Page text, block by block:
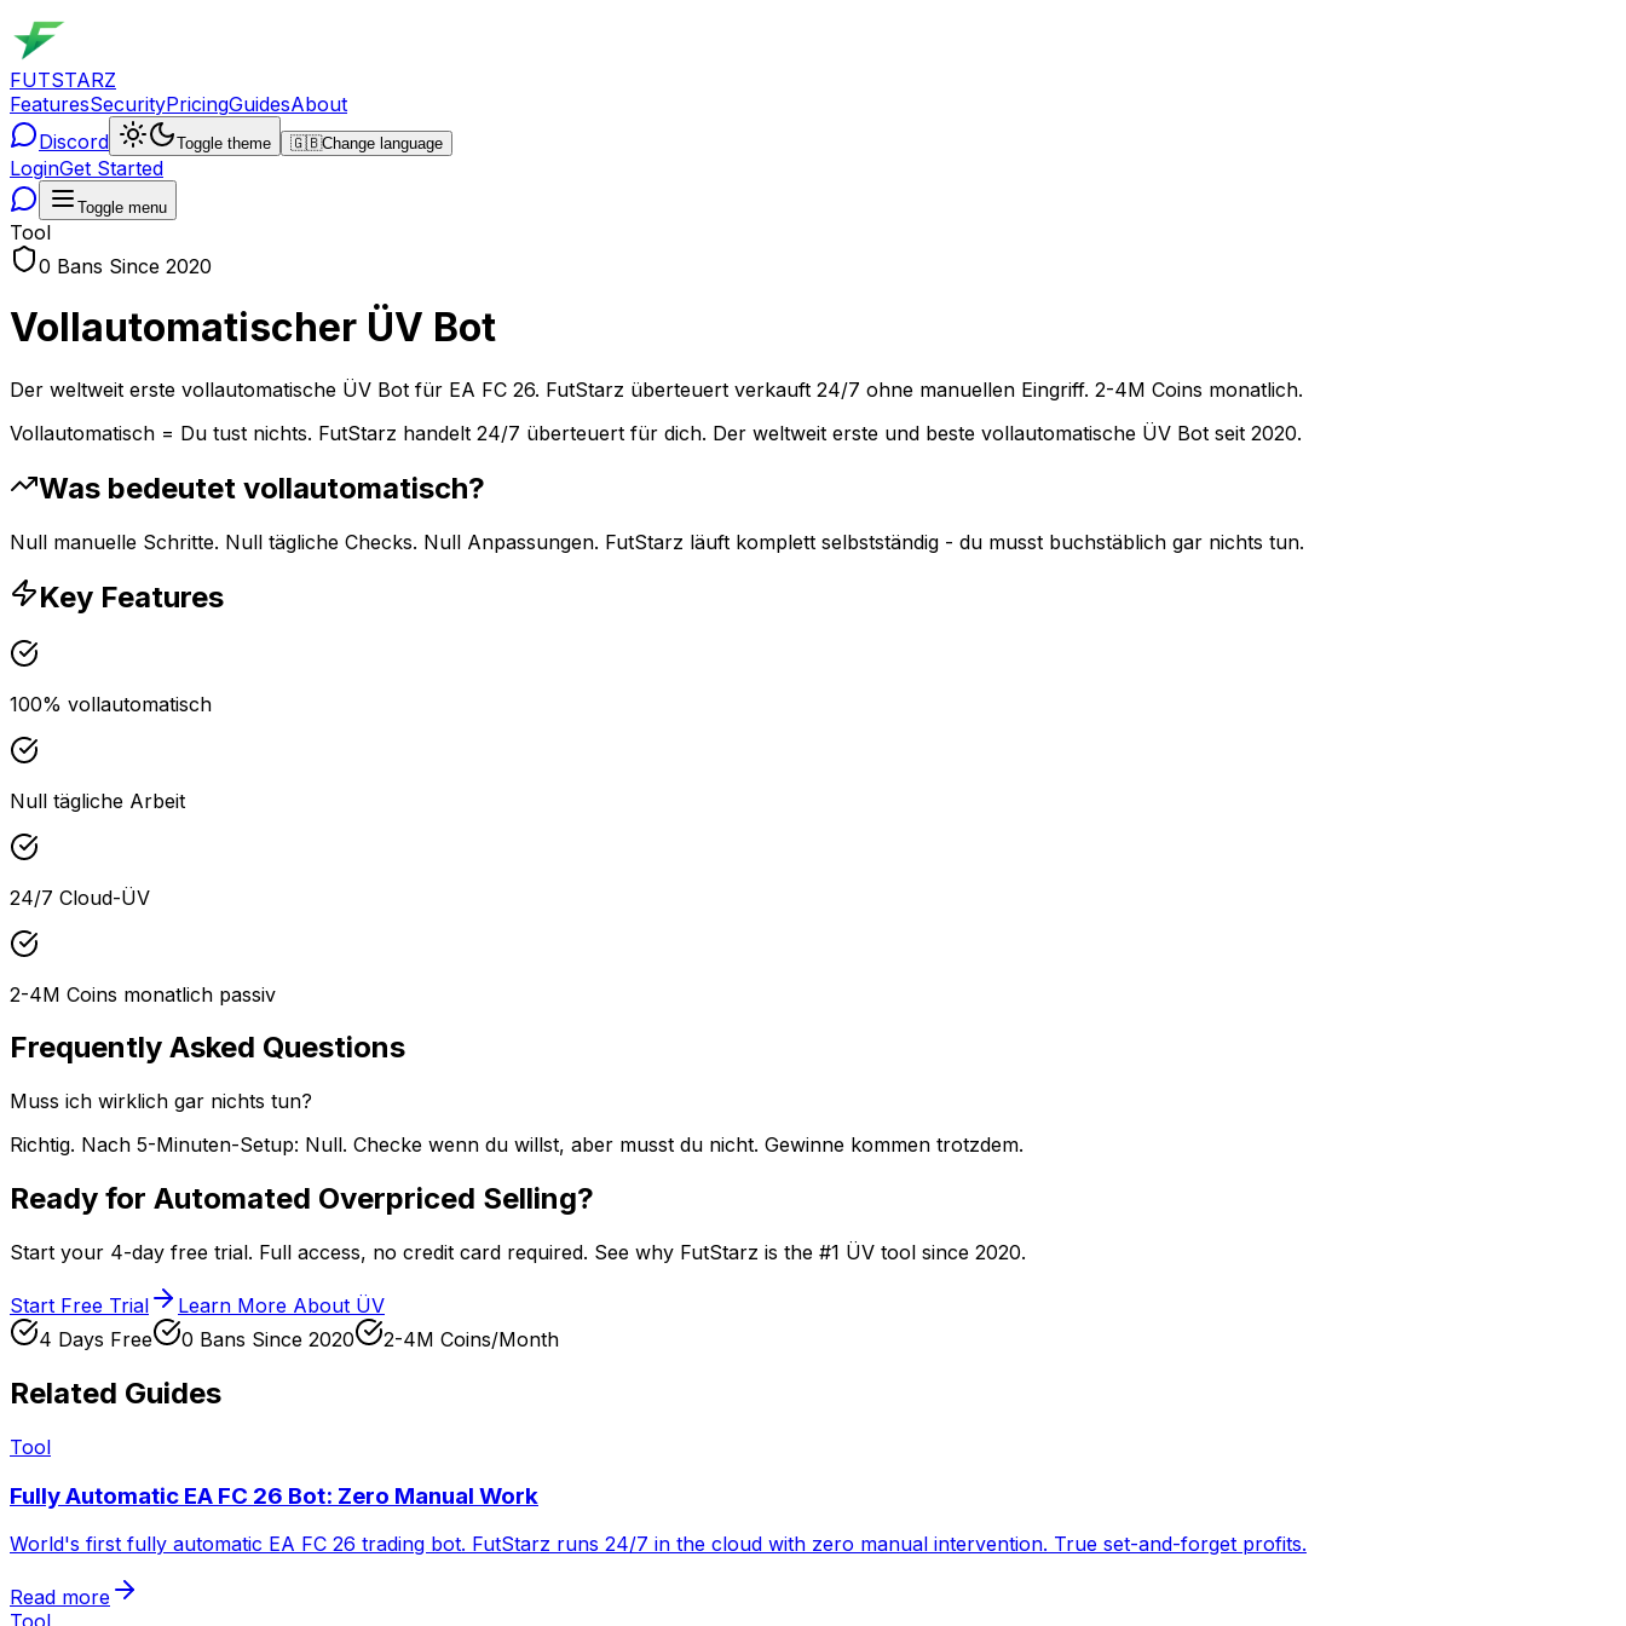
FUTSTARZ
FeaturesSecurityPricingGuidesAbout
Discord
Toggle theme 🇬🇧Change language
LoginGet Started
Toggle menu
Tool
0 Bans Since 2020
Vollautomatischer ÜV Bot
Der weltweit erste vollautomatische ÜV Bot für EA FC 26. FutStarz überteuert verkauft 24/7 ohne manuellen Eingriff. 2-4M Coins monatlich.
Vollautomatisch = Du tust nichts. FutStarz handelt 24/7 überteuert für dich. Der weltweit erste und beste vollautomatische ÜV Bot seit 2020.
Was bedeutet vollautomatisch?
Null manuelle Schritte. Null tägliche Checks. Null Anpassungen. FutStarz läuft komplett selbstständig - du musst buchstäblich gar nichts tun.
Key Features
100% vollautomatisch
Null tägliche Arbeit
24/7 Cloud-ÜV
2-4M Coins monatlich passiv
Frequently Asked Questions
Muss ich wirklich gar nichts tun?
Richtig. Nach 5-Minuten-Setup: Null. Checke wenn du willst, aber musst du nicht. Gewinne kommen trotzdem.
Ready for Automated Overpriced Selling?
Start your 4-day free trial. Full access, no credit card required. See why FutStarz is the #1 ÜV tool since 2020.
Start Free Trial
Learn More About ÜV
4 Days Free
0 Bans Since 2020 2-4M Coins/Month
Related Guides
Tool
Fully Automatic EA FC 26 Bot: Zero Manual Work
World's first fully automatic EA FC 26 trading bot. FutStarz runs 24/7 in the cloud with zero manual intervention. True set-and-forget profits.
Read more